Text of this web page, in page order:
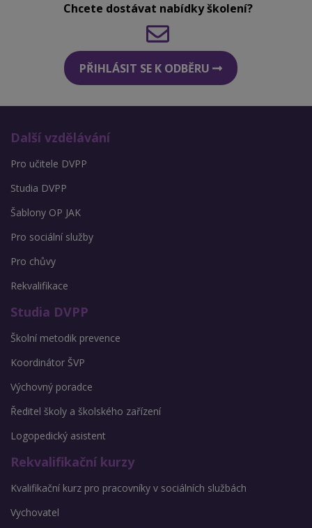
Chcete dostávat nabídky školení?
PŘIHLÁSIT SE K ODBĚRU
Další vzdělávání
Pro učitele DVPP
Studia DVPP
Šablony OP JAK
Pro sociální služby
Pro chůvy
Rekvalifikace
Studia DVPP
Školní metodik prevence
Koordinátor ŠVP
Výchovný poradce
Ředitel školy a školského zařízení
Logopedický asistent
Rekvalifikační kurzy
Kvalifikační kurz pro pracovníky v sociálních službách
Vychovatel